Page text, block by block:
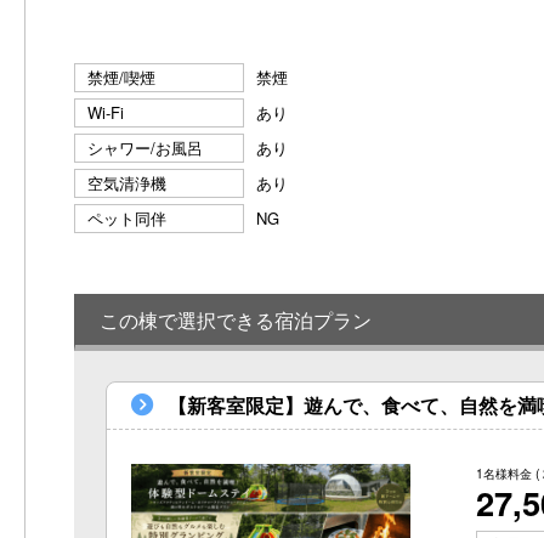
禁煙/喫煙
禁煙
Wi-Fi
あり
シャワー/お風呂
あり
空気清浄機
あり
ペット同伴
NG
この棟で選択できる宿泊プラン
【新客室限定】遊んで、食べて、自然を
1名様料金 (